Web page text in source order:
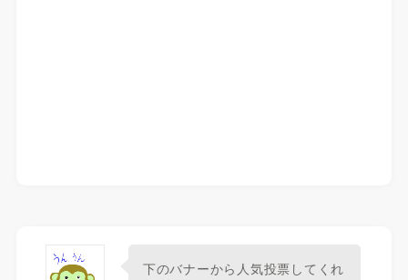
下のバナーから人気投票してくれ